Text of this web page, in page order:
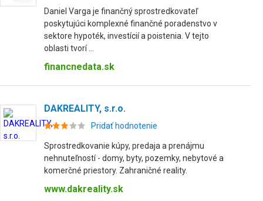
Daniel Varga je finančný sprostredkovateľ
poskytujúci komplexné finančné poradenstvo v
sektore hypoték, investícií a poistenia. V tejto
oblasti tvorí ...
financnedata.sk
DAKREALITY, s.r.o.
Pridať hodnotenie
Sprostredkovanie kúpy, predaja a prenájmu
nehnuteľností - domy, byty, pozemky, nebytové a
komerčné priestory. Zahraničné reality.
www.dakreality.sk